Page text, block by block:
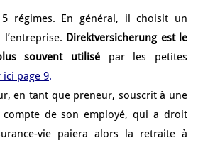
régimes. En général, il choisit un
Direktversicherung est le
souvent utilisé par les petites
ici page 9.
en tant que preneur, souscrit à une
compte de son employé, qui a droit
vie paiera alors la retraite à